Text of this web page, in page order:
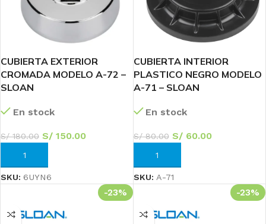
CUBIERTA EXTERIOR
CROMADA MODELO A-72 –
SLOAN
En stock
S/180.00 S/ 150.00
AÑADIR AL CARRITO
SKU: 6UYN6
CUBIERTA INTERIOR
PLASTICO NEGRO MODELO
A-71 – SLOAN
En stock
S/80.00 S/60.00
AÑADIR AL CARRITO
SKU: A-71
-23% -23%